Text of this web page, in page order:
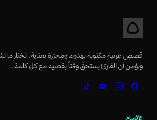
قصص عربية مكتوبة بهدوء، ومحرّرة بعناية. نختار ما
ونؤمن أن القارئ يستحقّ وقتاً يقضيه مع كل كلمة.
الأقسام